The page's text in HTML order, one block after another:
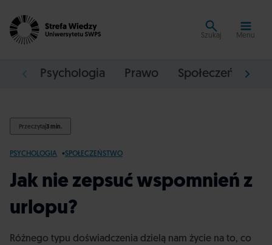
Szukaj Menu
Psychologia Prawo Społeczeństwo
Przeczytaj3 min.
PSYCHOLOGIA SPOŁECZEŃSTWO
Jak nie zepsuć wspomnień z
urlopu?
Różnego typu doświadczenia dzielą nam życie na to, co